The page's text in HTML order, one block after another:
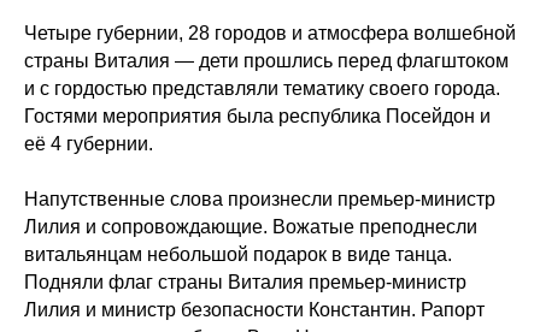
Четыре губернии, 28 городов и атмосфера волшебной
страны Виталия — дети прошлись перед флагштоком
и с гордостью представляли тематику своего города.
Гостями мероприятия была республика Посейдон и
её 4 губернии.
Напутственные слова произнесли премьер-министр
Лилия и сопровождающие. Вожатые преподнесли
витальянцам небольшой подарок в виде танца.
Подняли флаг страны Виталия премьер-министр
Лилия и министр безопасности Константин. Рапорт